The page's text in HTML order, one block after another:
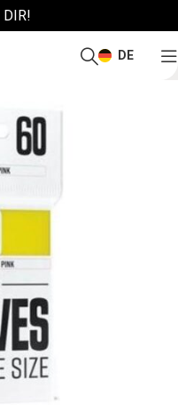
DIR!
DE